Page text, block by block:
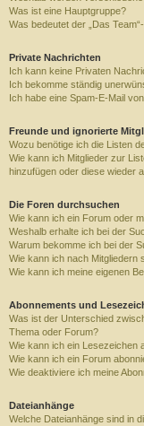
Was ist eine Hauptgruppe?
Was bedeutet der „Das
Private Nachrichten
Ich kann keine Privaten
Ich bekomme ständig
Ich habe eine Spam-E-Mail
Freunde und ignorierte
Wozu benötige ich die Listen
Wie kann ich Mitglieder zur
hinzufügen oder diese wieder
Die Foren durchsuchen
Wie kann ich ein Forum oder
Weshalb erhalte ich bei der
Warum bekomme ich bei der
Wie kann ich nach Mitgliedern
Wie kann ich meine eigenen
Abonnements und
Was ist der Unterschied
Thema oder Forum?
Wie kann ich ein Lesezeichen
Wie kann ich ein Forum
Wie deaktiviere ich meine
Dateianhänge
Welche Dateianhänge sind in